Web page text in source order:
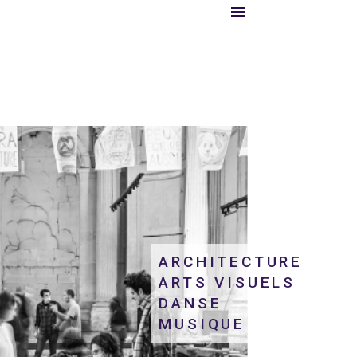
ARCHITECTURE
ARTS VISUELS
DANSE
MUSIQUE